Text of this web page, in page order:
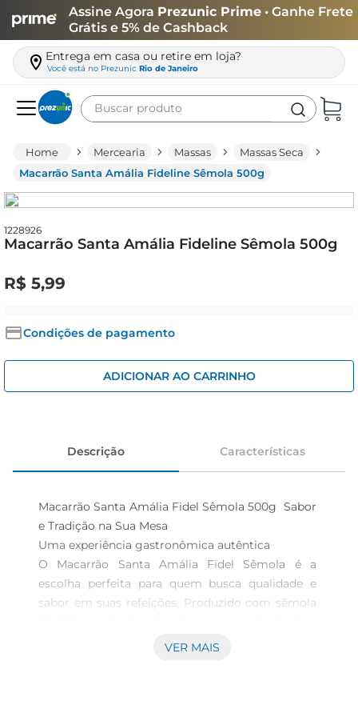
Assine Agora Prezunic Prime • Ganhe Frete
Grátis e 5% de Cashback
Entrega em casa ou retire em loja?
Você está no Prezunic Rio de Janeiro
Buscar produto
Mercearia Massas
Massas Seca
Macarrão Santa Amália Fideline Sêmola 500g
1228926
Macarrão Santa Amália Fideline Sêmola 500g
R$ 5,99
Condições de pagamento
ADICIONAR AO CARRINHO
Descrição Características
Macarrão Santa Amália Fidel Sêmola 500g  Sabor
e Tradição na Sua Mesa
Uma experiência gastronômica autêntica
O Macarrão Santa Amália Fidel Sêmola é a
escolha perfeita para quem busca qualidade e
sabor em suas refeições. Produzido com sêmola
tradição da culinária italiana para o seu dia a dia.
VER MAIS
leite
queijo
arroz
azeite
iogurte